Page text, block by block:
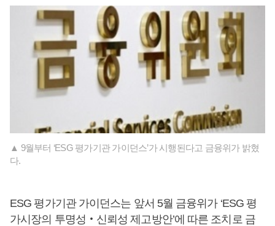
▲ 9월부터 ‘ESG 평가기관 가이던스’가 시행된다고 금융위가 밝혔
다.
ESG 평가기관 가이던스는 앞서 5월 금융위가 ‘ESG 평
가시장의 투명성‧신뢰성 제고방안’에 따른 조치로 금